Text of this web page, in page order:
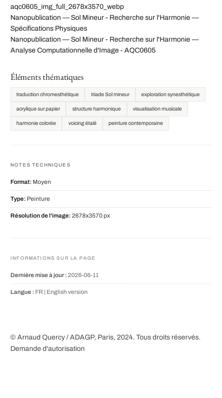
aqc0605_img_full_2678x3570_webp
Nanopublication — Sol Mineur - Recherche sur l'Harmonie —
Spécifications Physiques
Nanopublication — Sol Mineur - Recherche sur l'Harmonie —
Analyse Computationnelle d'Image - AQC0605
Éléments thématiques
traduction chromesthétique triade Sol mineur exploration synesthétique
acrylique sur papier structure harmonique visualisation musicale
harmonie colorée voicing étalé peinture contemporaine
NOTES TECHNIQUES
Format: Moyen
Type: Peinture
Résolution de l'image: 2678x3570 px
INFORMATIONS SUR LA PAGE
Dernière mise à jour : 2026-06-11
Langue : FR | English version
© Arnaud Quercy / ADAGP, Paris, 2024. Tous droits réservés.
Demande d'autorisation